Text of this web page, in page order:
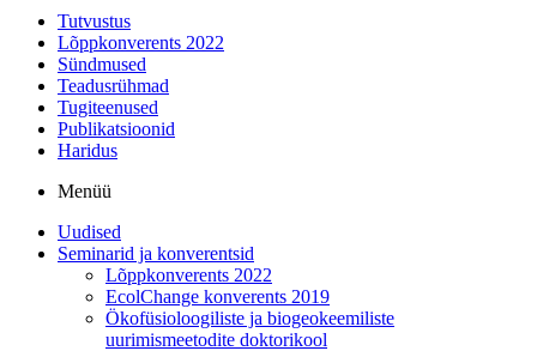
Tutvustus
Lõppkonverents 2022
Sündmused
Teadusrühmad
Tugiteenused
Publikatsioonid
Haridus
Menüü
Uudised
Seminarid ja konverentsid
Lõppkonverents 2022
EcolChange konverents 2019
Ökofüsioloogiliste ja biogeokeemiliste
uurimismeetodite doktorikool